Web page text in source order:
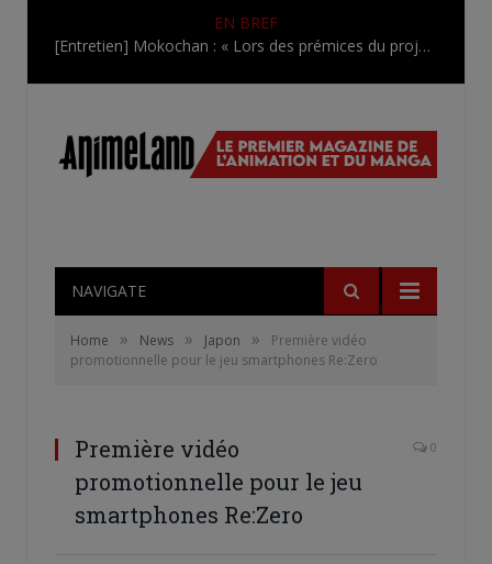
EN BREF
[Entretien] Mokochan : « Lors des prémices du projet, il était déjà demandé de suivre au mieux le manga originel.»
NAVIGATE
Home » News » Japon »
Première vidéo
promotionnelle pour le jeu smartphones Re:Zero
Première vidéo
promotionnelle pour le jeu
smartphones Re:Zero
0